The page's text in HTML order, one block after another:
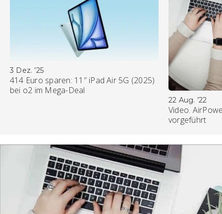
3 Dez. ’25
414 Euro sparen: 11″ iPad Air 5G (2025)
bei o2 im Mega-Deal
22 Aug. ’22
Video.
vorgeführt